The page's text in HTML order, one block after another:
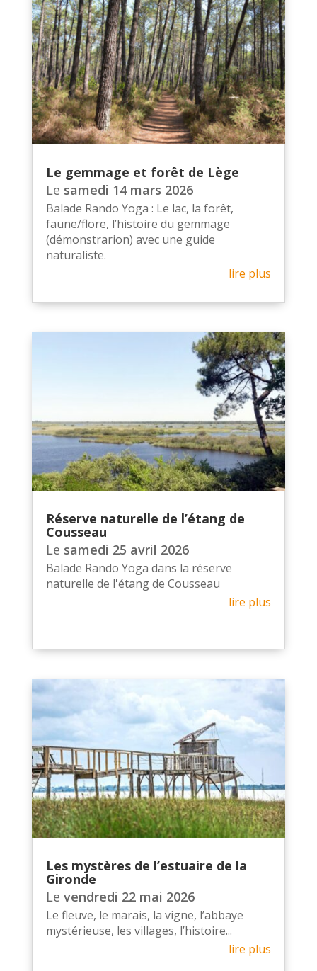
Le gemmage et forêt de Lège
Le samedi 14 mars 2026
Balade Rando Yoga : Le lac, la forêt,
faune/flore, l’histoire du gemmage
(démonstrarion) avec une guide
naturaliste.
lire plus
Réserve naturelle de l’étang de
Cousseau
Le samedi 25 avril 2026
Balade Rando Yoga dans la réserve
naturelle de l'étang de Cousseau
lire plus
Les mystères de l’estuaire de la
Gironde
Le vendredi 22 mai 2026
Le fleuve, le marais, la vigne, l’abbaye
mystérieuse, les villages, l’histoire...
lire plus